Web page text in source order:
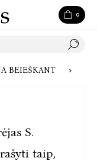
0
KNYGĄ „DIALOGAS. APIE LIETUVĄ IR LAISVĘ“: PARALELIŲ SU ŠIANDIENA BEIEŠKANT
S.
taip,